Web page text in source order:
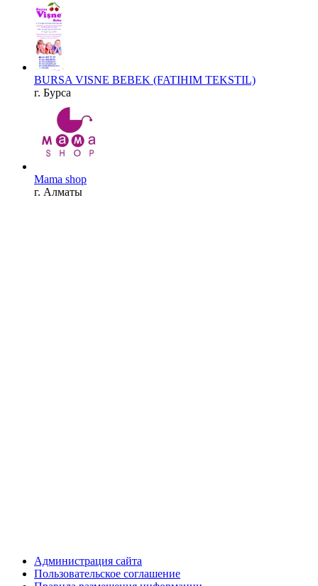
BURSA VISNE BEBEK (FATIHIM TEKSTIL)
г. Бурса
Mama shop
г. Алматы
Администрация сайта
Пользовательское соглашение